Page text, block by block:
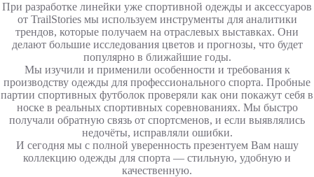
При разработке линейки уже спортивной одежды и аксессуаров
от TrailStories мы используем инструменты для аналитики
трендов, которые получаем на отраслевых выставках. Они
делают большие исследования цветов и прогнозы, что будет
популярно в ближайшие годы.
Мы изучили и применили особенности и требования к
производству одежды для профессионального спорта. Пробные
партии спортивных футболок проверяли как они покажут себя в
носке в реальных спортивных соревнованиях. Мы быстро
получали обратную связь от спортсменов, и если выявлялись
недочёты, исправляли ошибки.
И сегодня мы с полной уверенность презентуем Вам нашу
коллекцию одежды для спорта — стильную, удобную и
качественную.